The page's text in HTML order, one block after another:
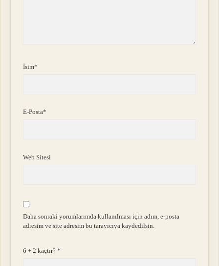
İsim*
E-Posta*
Web Sitesi
Daha sonraki yorumlarımda kullanılması için adım, e-posta
adresim ve site adresim bu tarayıcıya kaydedilsin.
6 + 2 kaçtır?*